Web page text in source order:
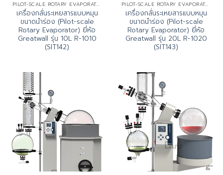
PILOT-SCALE ROTARY EVAPORATOR
เครื่องกลั่นระเหยสารแบบหมุน
ขนาดนำร่อง (Pilot-scale
Rotary Evaporator) ยี่ห้อ
Greatwall รุ่น 10L R-1010
(SIT142)
PILOT-SCALE ROTARY EVAPORATOR
เครื่องกลั่นระเหยสารแบบหมุน
ขนาดนำร่อง (Pilot-scale
Rotary Evaporator) ยี่ห้อ
Greatwall รุ่น 20L R-1020
(SIT143)